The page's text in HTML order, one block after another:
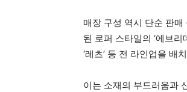
매장 구성 역시 단순 판매
된 로퍼 스타일의 ‘에브리
‘레츠’ 등 전 라인업을 배
이는 소재의 부드러움과